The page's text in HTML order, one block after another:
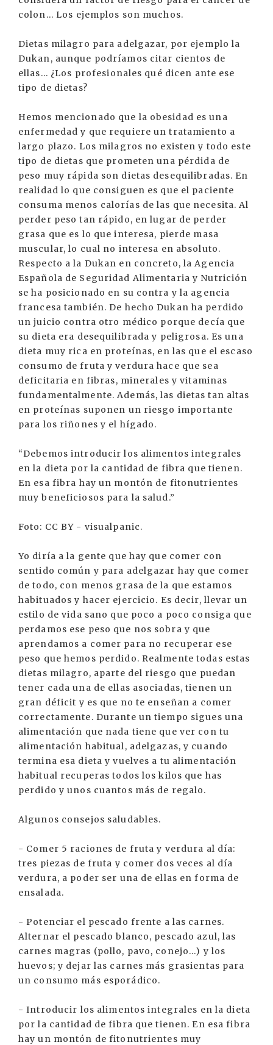
colon... Los ejemplos son muchos.
Dietas milagro para adelgazar, por ejemplo la
Dukan, aunque podríamos citar cientos de
ellas... ¿Los profesionales qué dicen ante ese
tipo de dietas?
Hemos mencionado que la obesidad es una
enfermedad y que requiere un tratamiento a
largo plazo. Los milagros no existen y todo este
tipo de dietas que prometen una pérdida de
peso muy rápida son dietas desequilibradas. En
realidad lo que consiguen es que el paciente
consuma menos calorías de las que necesita. Al
perder peso tan rápido, en lugar de perder
grasa que es lo que interesa, pierde masa
muscular, lo cual no interesa en absoluto.
Respecto a la Dukan en concreto, la Agencia
Española de Seguridad Alimentaria y Nutrición
se ha posicionado en su contra y la agencia
francesa también. De hecho Dukan ha perdido
un juicio contra otro médico porque decía que
su dieta era desequilibrada y peligrosa. Es una
dieta muy rica en proteínas, en las que el escaso
consumo de fruta y verdura hace que sea
deficitaria en fibras, minerales y vitaminas
fundamentalmente. Además, las dietas tan altas
en proteínas suponen un riesgo importante
para los riñones y el hígado.
“Debemos introducir los alimentos integrales
en la dieta por la cantidad de fibra que tienen.
En esa fibra hay un montón de fitonutrientes
muy beneficiosos para la salud.”
Foto: CC BY - visualpanic.
Yo diría a la gente que hay que comer con
sentido común y para adelgazar hay que comer
de todo, con menos grasa de la que estamos
habituados y hacer ejercicio. Es decir, llevar un
estilo de vida sano que poco a poco consiga que
perdamos ese peso que nos sobra y que
aprendamos a comer para no recuperar ese
peso que hemos perdido. Realmente todas estas
dietas milagro, aparte del riesgo que puedan
tener cada una de ellas asociadas, tienen un
gran déficit y es que no te enseñan a comer
correctamente. Durante un tiempo sigues una
alimentación que nada tiene que ver con tu
alimentación habitual, adelgazas, y cuando
termina esa dieta y vuelves a tu alimentación
habitual recuperas todos los kilos que has
perdido y unos cuantos más de regalo.
Algunos consejos saludables.
- Comer 5 raciones de fruta y verdura al día:
tres piezas de fruta y comer dos veces al día
verdura, a poder ser una de ellas en forma de
ensalada.
- Potenciar el pescado frente a las carnes.
Alternar el pescado blanco, pescado azul, las
carnes magras (pollo, pavo, conejo...) y los
huevos; y dejar las carnes más grasientas para
un consumo más esporádico.
- Introducir los alimentos integrales en la dieta
por la cantidad de fibra que tienen. En esa fibra
hay un montón de fitonutrientes muy